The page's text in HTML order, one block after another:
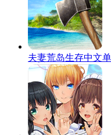
夫妻荒岛生存中文